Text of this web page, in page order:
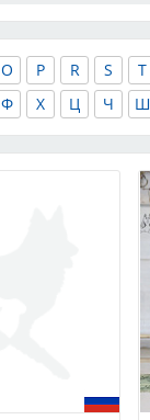
O P R S T
Ф Х Ц Ч Ш